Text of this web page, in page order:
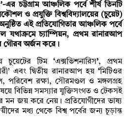
চট্টগ্রাম আঞ্চলিক পর্বে শীর্ষ তিনটি
ও প্রযুক্তি বিশ্ববিদ্যালয়ের (চুয়েট)
এই প্রতিযোগিতার আঞ্চলিক পর্বে
যথাক্রমে চ্যাম্পিয়ন, প্রথম রানারআপ
গৌরব অর্জন করে।
চুয়েটের টিম ‘এক্সভিশনারিস’, প্রথম
এবং দ্বিতীয় রানারআপ হয় ‘মিটিওর
পরিবেশ রক্ষা, সৌরমণ্ডল ও মঙ্গলগ্রহ
বিভিন্ন সমস্যার যুক্তিসংগত ও টেকসই
মন জয় করে নেয়। প্রতিযোগীদের ভাষ্য
মধ্য থেকে বিশ্ব পর্বের জন্য চূড়ান্ত